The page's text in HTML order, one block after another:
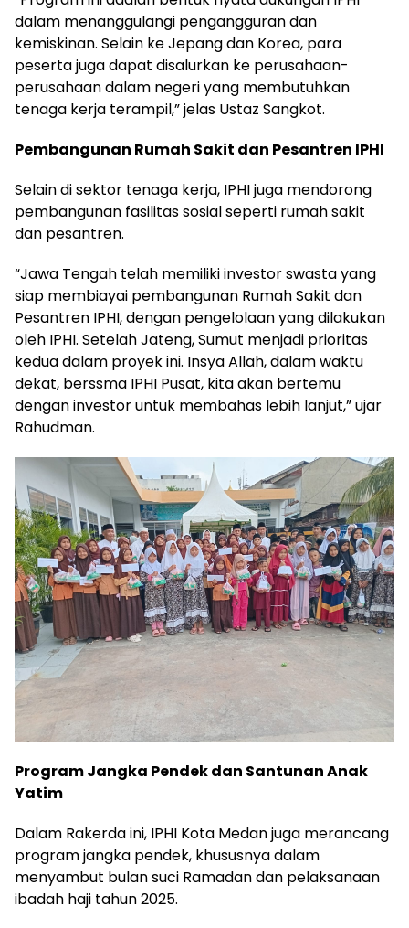
dalam menanggulangi pengangguran dan
kemiskinan. Selain ke Jepang dan Korea, para
peserta juga dapat disalurkan ke perusahaan-
perusahaan dalam negeri yang membutuhkan
tenaga kerja terampil,” jelas Ustaz Sangkot.
Pembangunan Rumah Sakit dan Pesantren IPHI
Selain di sektor tenaga kerja, IPHI juga mendorong
pembangunan fasilitas sosial seperti rumah sakit
dan pesantren.
“Jawa Tengah telah memiliki investor swasta yang
siap membiayai pembangunan Rumah Sakit dan
Pesantren IPHI, dengan pengelolaan yang dilakukan
oleh IPHI. Setelah Jateng, Sumut menjadi prioritas
kedua dalam proyek ini. Insya Allah, dalam waktu
dekat, berssma IPHI Pusat, kita akan bertemu
dengan investor untuk membahas lebih lanjut,” ujar
Rahudman.
Program Jangka Pendek dan Santunan Anak
Yatim
Dalam Rakerda ini, IPHI Kota Medan juga merancang
program jangka pendek, khususnya dalam
menyambut bulan suci Ramadan dan pelaksanaan
ibadah haji tahun 2025.